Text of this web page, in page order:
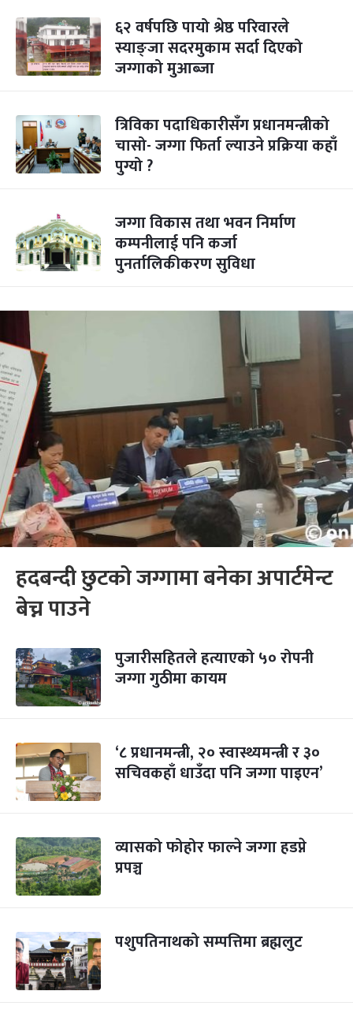
६२ वर्षपछि पायो श्रेष्ठ परिवारले
स्याङ्जा सदरमुकाम सर्दा दिएको
जग्गाको मुआब्जा
त्रिविका पदाधिकारीसँग प्रधानमन्त्रीको
चासो- जग्गा फिर्ता ल्याउने प्रक्रिया कहाँ
पुग्यो ?
जग्गा विकास तथा भवन निर्माण
कम्पनीलाई पनि कर्जा
पुनर्तालिकीकरण सुविधा
हदबन्दी छुटको जग्गामा बनेका अपार्टमेन्ट
बेच्न पाउने
पुजारीसहितले हत्याएको ५० रोपनी
जग्गा गुठीमा कायम
‘८ प्रधानमन्त्री, २० स्वास्थ्यमन्त्री र ३०
सचिवकहाँ धाउँदा पनि जग्गा पाइएन’
व्यासको फोहोर फाल्ने जग्गा हडप्ने
प्रपञ्च
पशुपतिनाथको सम्पत्तिमा ब्रह्मलुट